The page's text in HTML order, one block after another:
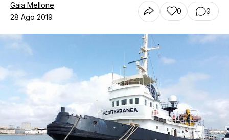
Contatti
Gaia Mellone
28 Ago 2019
0 0